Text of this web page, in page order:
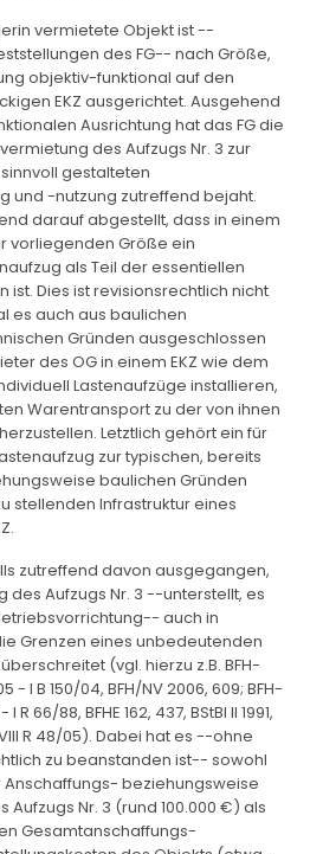
vermietete Objekt ist --
des FG-- nach Größe,
objektiv-funktional auf den
EKZ ausgerichtet. Ausgehend
Ausrichtung hat das FG die
des Aufzugs Nr. 3 zur
gestalteten
und -nutzung zutreffend bejaht.
darauf abgestellt, dass in einem
vorliegenden Größe ein
als Teil der essentiellen
ist. Dies ist revisionsrechtlich nicht
es auch aus baulichen
Gründen ausgeschlossen
des OG in einem EKZ wie dem
Lastenaufzüge installieren,
Warentransport zu der von ihnen
Letztlich gehört ein für
zur typischen, bereits
baulichen Gründen
stellenden Infrastruktur eines
zutreffend davon ausgegangen,
des Aufzugs Nr. 3 --unterstellt, es
auch in
Grenzen eines unbedeutenden
(vgl. hierzu z.B. BFH-
- I B 150/04, BFH/NV 2006, 609; BFH-
66/88, BFHE 162, 437, BStBl II 1991,
R 48/05). Dabei hat es --ohne
zu beanstanden ist-- sowohl
beziehungsweise
Aufzugs Nr. 3 (rund 100.000 €) als
Gesamtanschaffungs-